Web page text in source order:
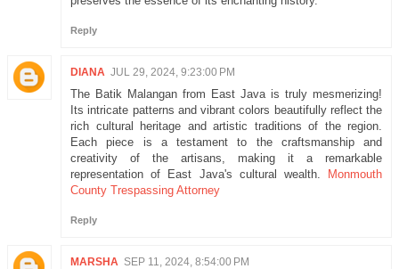
Reply
DIANA JUL 29, 2024, 9:23:00 PM
The Batik Malangan from East Java is truly mesmerizing!
Its intricate patterns and vibrant colors beautifully reflect the
rich cultural heritage and artistic traditions of the region.
Each piece is a testament to the craftsmanship and
creativity of the artisans, making it a remarkable
representation of East Java's cultural wealth. Monmouth
County Trespassing Attorney
Reply
MARSHA SEP 11, 2024, 8:54:00 PM